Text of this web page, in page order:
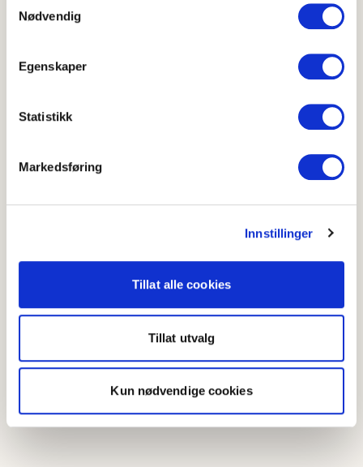
Nødvendig
Egenskaper
Statistikk
Markedsføring
Innstillinger
Tillat alle cookies
Tillat utvalg
Kun nødvendige cookies
Friske kålruller
Grillet nykål med
yoghurtdressing
4.9 12)
Grillet nykål med
sitron